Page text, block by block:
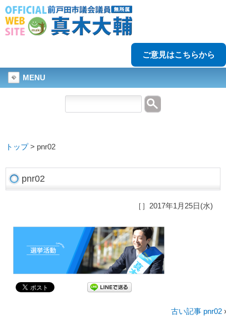
ご意見はこちらから
MENU
トップ> pnr02
pnr02
［］2017年1月25日(水)
古い記事 pnr02